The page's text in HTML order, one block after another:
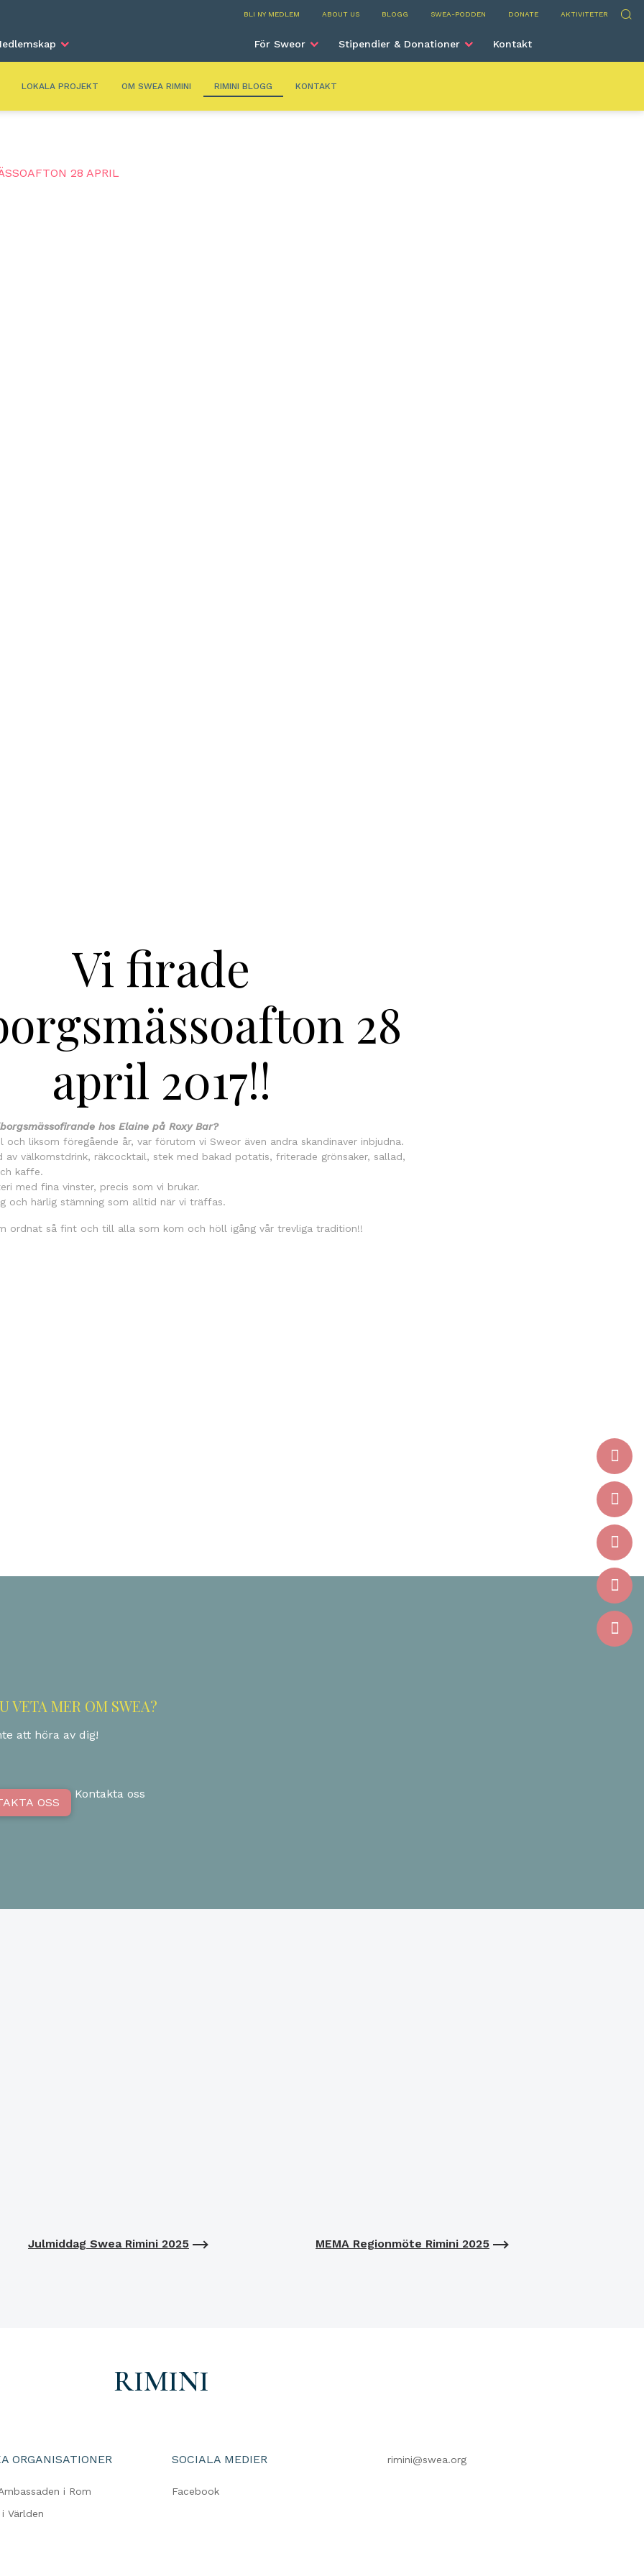
BLI NY MEDLEM ABOUT US BLOGG SWEA-PODDEN DONATE AKTIVITETER Sök
Rimini
För Sweor Stipendier & Donationer Kontakt
LOKALA PROJEKT OM SWEA RIMINI RIMINI BLOGG KONTAKT
28 APRIL
Vi firade
28
april 2017!!
hos Elaine på Roxy Bar?
och liksom föregående år, var förutom vi Sweor även andra skandinaver inbjudna.
av välkomstdrink, räkcocktail, stek med bakad potatis, friterade grönsaker, sallad,
kaffe.
med fina vinster, precis som vi brukar.
och härlig stämning som alltid när vi träffas.
ordnat så fint och till alla som kom och höll igång vår trevliga tradition!!
VETA MER OM SWEA?
att höra av dig!
OSS
Kontakta oss
Julmiddag Swea Rimini 2025 MEMA Regionmöte Rimini 2025
RIMINI
ORGANISATIONER
i Rom
Världen
SOCIALA MEDIER
Facebook
rimini@swea.org